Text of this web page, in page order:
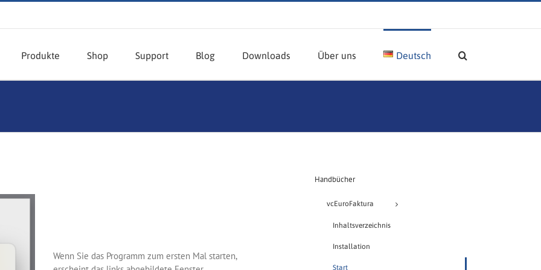
Produkte Shop Support Blog Downloads Über uns Deutsch
Wenn Sie das Programm zum ersten Mal starten,
Handbücher
vcEuroFaktura
Inhaltsverzeichnis
Installation
Start